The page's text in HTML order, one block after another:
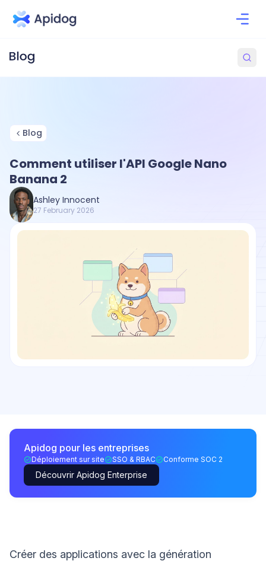
Blog
Comment utiliser l'API Google Nano
Banana 2
Ashley Innocent
27 February 2026
Apidog pour les entreprises
Déploiement sur site SSO & RBAC Conforme SOC 2
Découvrir Apidog Enterprise
Créer des applications avec la génération